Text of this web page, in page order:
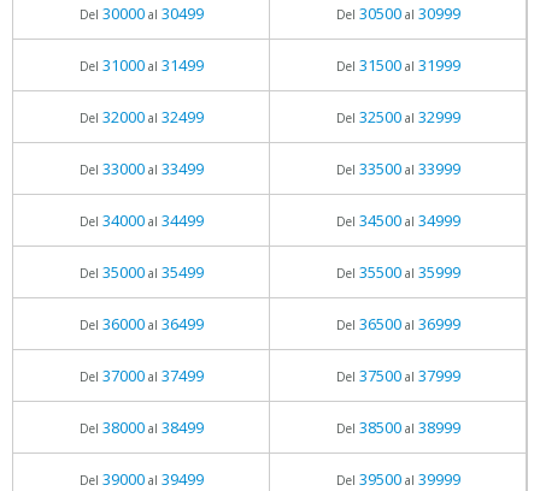
Del 30000al 30499 Del 30500al 30999
Del 31000al 31499 Del 31500al 31999
Del 32000al 32499 Del 32500al 32999
Del 33000al 33499 Del 33500al 33999
Del 34000al 34499 Del 34500al 34999
Del 35000al 35499 Del 35500al 35999
Del 36000al 36499 Del 36500al 36999
Del 37000al 37499 Del 37500al 37999
Del 38000al 38499 Del 38500al 38999
Del 39000al 39499 Del 39500al 39999